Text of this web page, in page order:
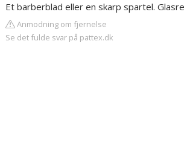
Et barberblad eller en skarp spartel.
Anmodning om fjernelse
Se det fulde svar på pattex.dk